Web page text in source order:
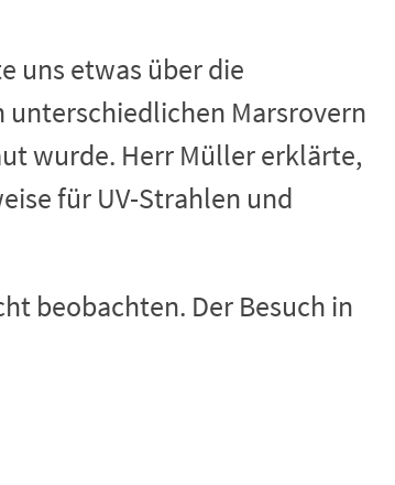
uns etwas über die
unterschiedlichen Marsrovern
wurde. Herr Müller erklärte,
für UV-Strahlen und
beobachten. Der Besuch in